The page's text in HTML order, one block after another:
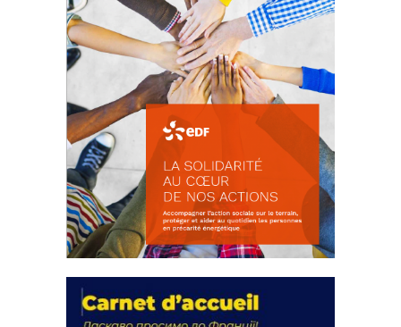
actions
18 septembre 2023